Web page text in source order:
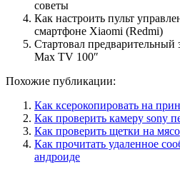
советы
Как настроить пульт
смартфоне Xiaomi (Redmi)
Стартовал предварительный
Max TV 100″
Похожие публикации:
Как ксерокопировать на
Как проверить камеру sony
Как проверить щетки на
Как прочитать удаленное
андроиде